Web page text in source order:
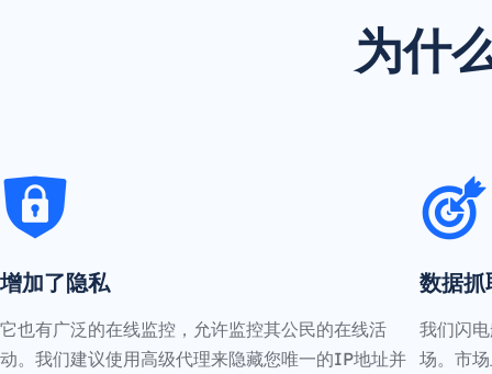
为什
增加了隐私
它也有广泛的在线监控，允许监控其公民的在线活
动。我们建议使用高级代理来隐藏您唯一的IP地址并
数据抓
我们闪
场。市